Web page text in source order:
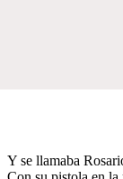
Y se llamaba